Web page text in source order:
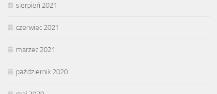
sierpień 2021
czerwiec 2021
marzec 2021
październik 2020